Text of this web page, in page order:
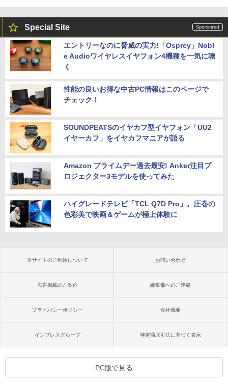
Special Site
エントリーなのに脅威の実力!「Osprey」Nobl
e Audioワイヤレスイヤフォン4機種を一気に聴
く
性能の良いお得な中古PC情報はこのページで
チェック！
SOUNDPEATSのイヤカフ型イヤフォン「UU2
イヤーカフ」をイヤカフマニアが語る
Amazon プライムデー過去最安! Anker注目プ
ロジェクター3モデルを使ってみた
ハイグレードテレビ「TCL Q7D Pro」。圧巻の
色彩美で映画＆ゲームが極上体験に
本サイトのご利用について お問い合わせ
広告掲載のご案内 編集部へのご連絡
プライバシーポリシー 会社概要
インプレスグループ 特定商取引法に基づく表示
PC版で見る